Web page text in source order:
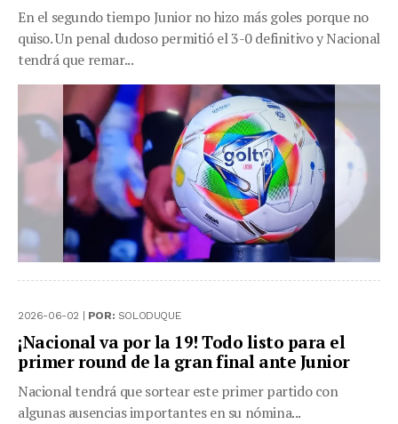
En el segundo tiempo Junior no hizo más goles porque no
quiso. Un penal dudoso permitió el 3-0 definitivo y Nacional
tendrá que remar...
2026-06-02 | POR: SOLODUQUE
¡Nacional va por la 19! Todo listo para el
primer round de la gran final ante Junior
Nacional tendrá que sortear este primer partido con
algunas ausencias importantes en su nómina...